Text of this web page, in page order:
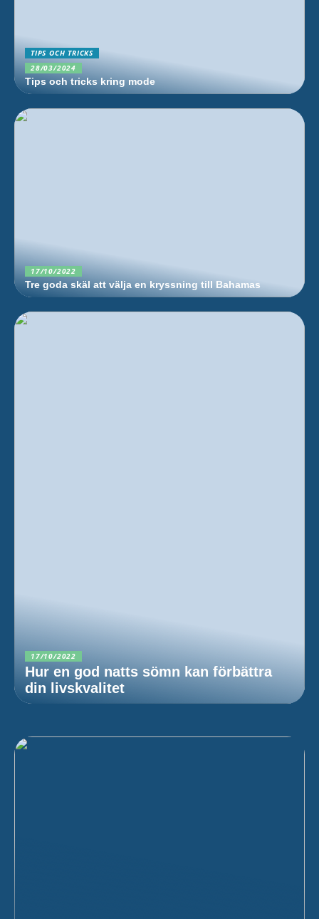
TIPS OCH TRICKS
28/03/2024
Tips och tricks kring mode
17/10/2022
Tre goda skäl att välja en kryssning till Bahamas
17/10/2022
Hur en god natts sömn kan förbättra
din livskvalitet